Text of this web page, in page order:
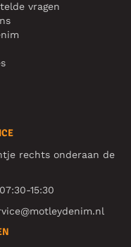
vragen
rechts onderaan de
15:30